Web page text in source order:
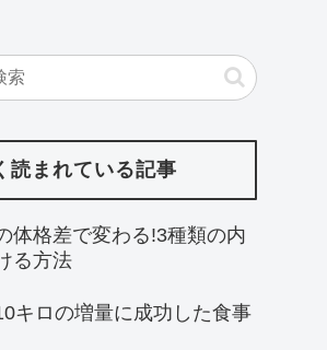
読まれている記事
体格差で変わる!3種類の内
る方法
キロの増量に成功した食事